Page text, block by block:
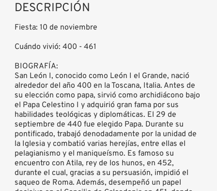
DESCRIPCIÓN
Fiesta: 10 de noviembre
Cuándo vivió: 400 - 461
BIOGRAFÍA:
San León I, conocido como León I el Grande, nació
alrededor del año 400 en la Toscana, Italia. Antes de
su elección como papa, sirvió como archidiácono bajo
el Papa Celestino I y adquirió gran fama por sus
habilidades teológicas y diplomáticas. El 29 de
septiembre de 440 fue elegido Papa. Durante su
pontificado, trabajó denodadamente por la unidad de
la Iglesia y combatió varias herejías, entre ellas el
pelagianismo y el maniqueísmo. Es famoso su
encuentro con Atila, rey de los hunos, en 452,
durante el cual, gracias a su persuasión, impidió el
saqueo de Roma. Además, desempeñó un papel